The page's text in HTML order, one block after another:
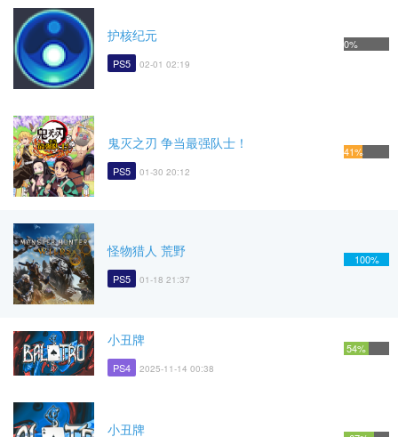
护核纪元
PS5 02-01 02:19
0%
鬼灭之刃 争当最强队士！
PS5 01-30 20:12
41%
怪物猎人 荒野
PS5 01-18 21:37
100%
小丑牌
PS4 2025-11-14 00:38
54%
小丑牌